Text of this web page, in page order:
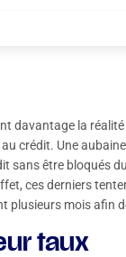
davantage la
crédit. Une
sans être bloqués
ces derniers
plusieurs mois afin
taux